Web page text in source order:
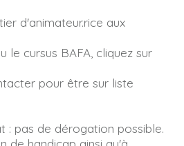
d'animateur.rice aux
cursus BAFA, cliquez sur
pour être sur liste
: pas de dérogation possible.